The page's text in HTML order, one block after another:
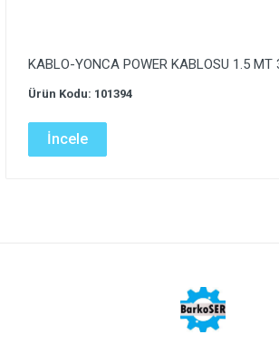
KABLO-YONCA POWER KABLOSU 1.5 MT
Ürün Kodu: 101394
İncele